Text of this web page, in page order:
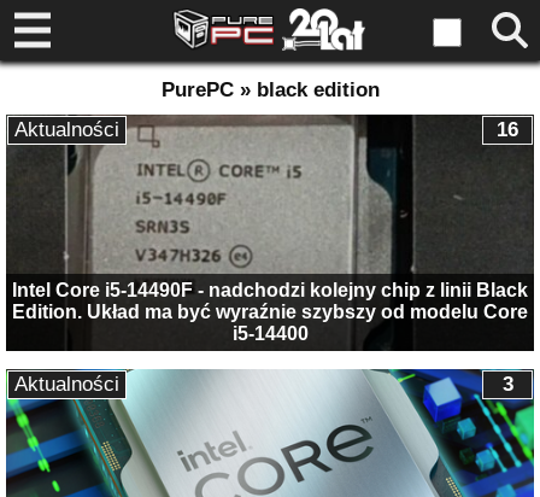
PurePC » black edition
Intel Core i5-14490F - nadchodzi kolejny chip z linii Black
Edition. Układ ma być wyraźnie szybszy od modelu Core
i5-14400
16
Aktualności
3
Aktualności